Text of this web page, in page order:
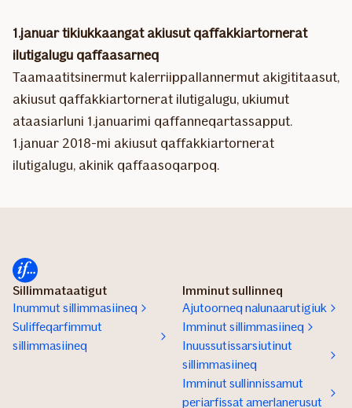
1.januar tikiukkaangat akiusut qaffakkiartornerat
ilutigalugu qaffaasarneq
Taamaatitsinermut kalerriippallannermut akigititaasut,
akiusut qaffakkiartornerat ilutigalugu, ukiumut
ataasiarluni 1.januarimi qaffanneqartassapput.
1.januar 2018-mi akiusut qaffakkiartornerat
ilutigalugu, akinik qaffaasoqarpoq.
Sillimmataatigut
Inummut sillimmasiineq
Suliffeqarfimmut
sillimmasiineq
Imminut sullinneq
Ajutoorneq nalunaarutigiuk
Imminut sillimmasiineq
Inuussutissarsiutinut
sillimmasiineq
Imminut sullinnissamut
periarfissat amerlanerusut